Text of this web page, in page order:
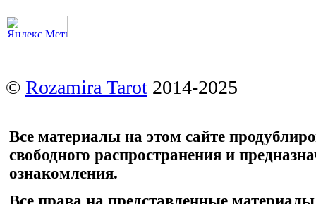
© Rozamira Tarot 2014-2025
Все материалы на этом сайте
свободного распространения и
ознакомления.